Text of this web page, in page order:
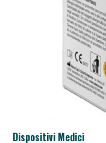
Dispositivi Medici
Anticellulite e